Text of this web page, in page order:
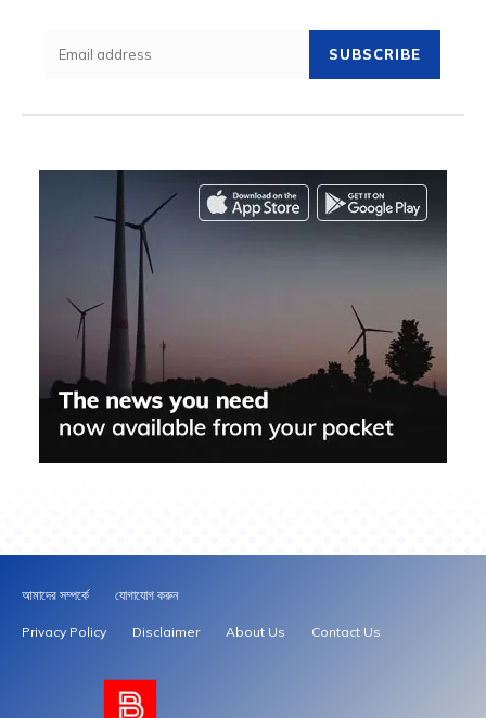
SUBSCRIBE
আমাদের সম্পর্কে যোগাযোগ করুন
Privacy Policy Disclaimer About Us Contact Us